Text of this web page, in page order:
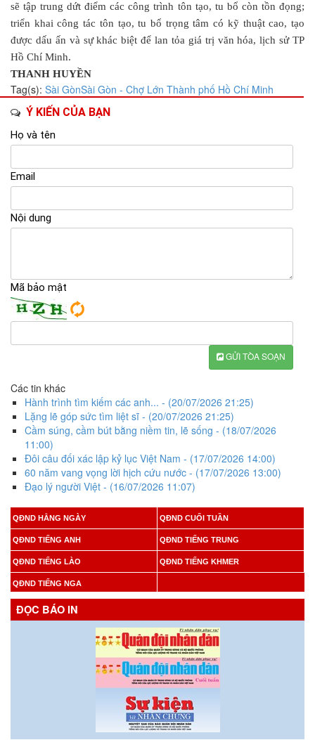
sẽ tập trung dứt điểm các công trình tôn tạo, tu bổ còn tồn đọng;
triển khai công tác tôn tạo, tu bổ trọng tâm có kỹ thuật cao, tạo
được dấu ấn và sự khác biệt để lan tỏa giá trị văn hóa, lịch sử TP
Hồ Chí Minh.
THANH HUYỀN
Tag(s): Sài GònSài Gòn - Chợ Lớn Thành phố Hồ Chí Minh
Ý KIẾN CỦA BẠN
Họ và tên
Email
Nội dung
Mã bảo mật
GỬI TÒA SOẠN
Các tin khác
Hành trình tìm kiếm các anh... - (20/07/2026 21:25)
Lặng lẽ góp sức tìm liệt sĩ - (20/07/2026 21:25)
Cầm súng, cầm bút bằng niềm tin, lẽ sống - (18/07/2026
11:00)
Đôi câu đối xác lập kỷ lục Việt Nam - (17/07/2026 14:00)
60 năm vang vọng lời hịch cứu nước - (17/07/2026 13:00)
Đạo lý người Việt - (16/07/2026 11:07)
QĐND HẰNG NGÀY QĐND CUỐI TUẦN
QĐND TIẾNG ANH QĐND TIẾNG TRUNG
QĐND TIẾNG LÀO QĐND TIẾNG KHMER
QĐND TIẾNG NGA
ĐỌC BÁO IN